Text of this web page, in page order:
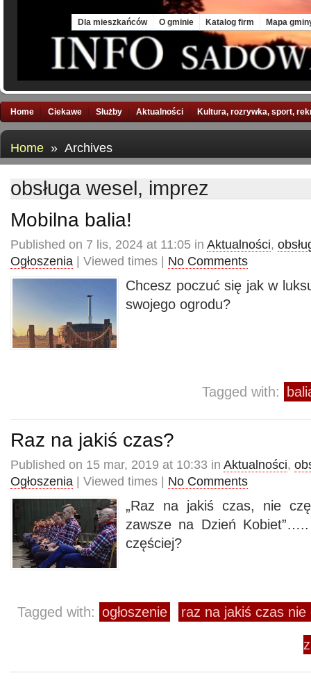
Dla mieszkańców O gminie Katalog firm Mapa
Home Ciekawe Służby Aktualności Kultura, rozrywka, sport,
Home » Archives
obsługa wesel, imprez
Mobilna balia!
Published on 7 lis, 2024 at 11:05 in Aktualności,
Ogłoszenia | Viewed times | No Comments
Chcesz poczuć się jak w
swojego ogrodu?
Tagged with:
Raz na jakiś czas?
Published on 15 mar, 2019 at 10:33 in Aktualności,
Ogłoszenia | Viewed times | No Comments
„Raz na jakiś czas, nie
zawsze na Dzień
częściej?
Tagged with: ogłoszenie raz na jakiś czas